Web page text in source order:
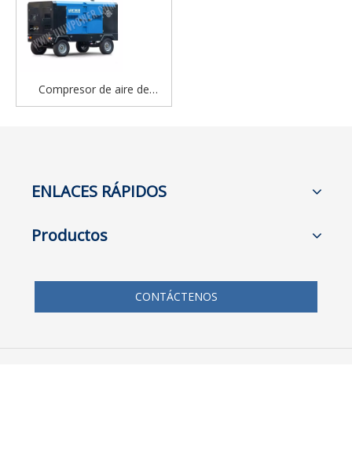
Compresor de aire de
tornillo diesel remolcable de
ENLACES RÁPIDOS
Productos
CONTÁCTENOS